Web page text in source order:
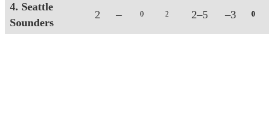
4. Seattle
Sounders
2 – 0 2 2–5 –3 0